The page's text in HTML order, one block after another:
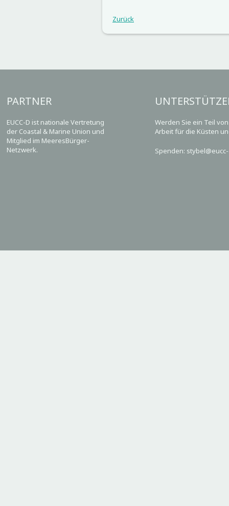
Zurück
PARTNER
EUCC-D ist nationale Vertretung
der Coastal & Marine Union und
Mitglied im MeeresBürger-
Netzwerk.
Werden Sie ein Teil
Arbeit für die Küsten
Spenden: